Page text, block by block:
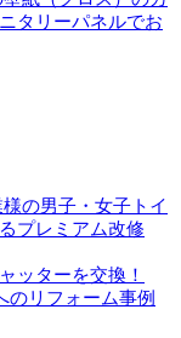
タリーパネルでお
の男子・女子トイ
プレミアム改修
ッターを交換！
リフォーム事例